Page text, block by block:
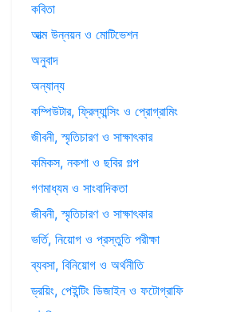
কবিতা
আত্ম উন্নয়ন ও মোটিভেশন
অনুবাদ
অন্যান্য
কম্পিউটার, ফ্রিল্যান্সিং ও প্রোগ্রামিং
জীবনী, স্মৃতিচারণ ও সাক্ষাৎকার
কমিকস, নকশা ও ছবির গল্প
গণমাধ্যম ও সাংবাদিকতা
জীবনী, স্মৃতিচারণ ও সাক্ষাৎকার
ভর্তি, নিয়োগ ও প্রস্তুতি পরীক্ষা
ব্যবসা, বিনিয়োগ ও অর্থনীতি
ড্রয়িং, পেইন্টিং ডিজাইন ও ফটোগ্রাফি